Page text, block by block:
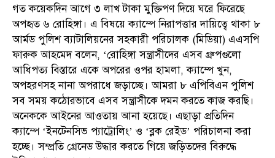
গত কয়েকদিন আগে ৩ লাখ টাকা মুক্তিপণ দিয়ে ঘরে ফিরেছে
অপহৃত ৬ রোহিঙ্গা। এ বিষয়ে ক্যাম্পে নিরাপত্তার দায়িত্বে থাকা ৮
আর্মড পুলিশ ব্যাটালিয়নের সহকারী পরিচালক (মিডিয়া) এএসপি
ফারুক আহমেদ বলেন, ‘রোহিঙ্গা সন্ত্রাসীদের এসব গ্রুপগুলো
আধিপত্য বিস্তারে একে অপরের ওপর হামলা, ক্যাম্পে খুন,
অপহরণসহ নানা অপরাধে জড়াচ্ছে। আমরা ৮ এপিবিএন পুলিশ
সব সময় কঠোরভাবে এসব সন্ত্রাসীকে দমন করতে কাজ করছি।
অনেককে আইনের আওতায় আনা হয়েছে। এছাড়া প্রতিদিন
ক্যাম্পে ‘ইনটেনসিভ প্যাট্রোলিং’ ও ‘ব্লক রেইড’ পরিচালনা করা
হচ্ছে। সম্প্রতি গ্রেনেড উদ্ধার করতে গিয়ে জড়িতদের বিরুদ্ধে